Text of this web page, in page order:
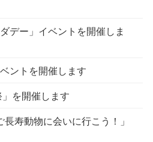
デー」イベントを開催しま
ントを開催します
を開催します
寿動物に会いに行こう！」